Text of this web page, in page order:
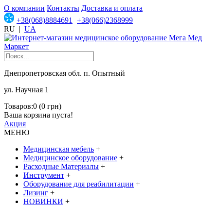
О компании Контакты Доставка и оплата
+38(068)8884691
+38(066)2368999
RU | UA
Днепропетровская обл. п. Опытный
ул. Научная 1
Товаров:0 (0 грн)
Ваша корзина пуста!
Акция
МЕНЮ
Медицинская мебель +
Медицинское оборудование +
Расходные Материалы +
Инструмент +
Оборудование для реабилитации +
Лизинг +
НОВИНКИ +